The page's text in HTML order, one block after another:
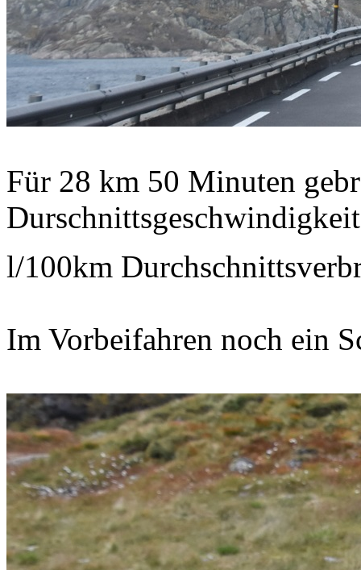
Für 28 km 50 Minuten
l/100km
Im Vorbeifahren noch ein